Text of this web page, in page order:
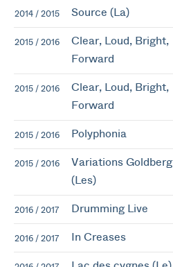
2014 / 2015 Source (La)
2015 / 2016
Clear, Loud, Bright,
Forward
2015 / 2016
Clear, Loud, Bright,
Forward
2015 / 2016 Polyphonia
2015 / 2016
Variations Goldberg
(Les)
2016 / 2017 Drumming Live
2016 / 2017 In Creases